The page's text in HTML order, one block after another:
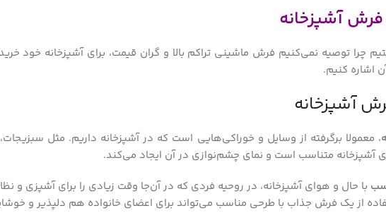
فرش آشپزخانه
چرا توصیه نمی‌کنیم فرش ماشینی تراکم بالا و گران قیمت، برای آشپزخانه خود
اشاره کنیم.
آشپزخانه
، معمولا برگرفته از وسایل و خوراکی‌هایی است که در آشپزخانه داریم. مثل
آشپزخانه متناسب است و نمای چشم‌نوازی در آن ایجاد می‌کند.
با حال و هوای آشپزخانه، در روحیه فردی که در آن‌جا وقت زیادی را برای آشپزی و
از یک فرش جذاب با طرحی مناسب می‌تواند برای اعضای خانواده هم دلپذیر و